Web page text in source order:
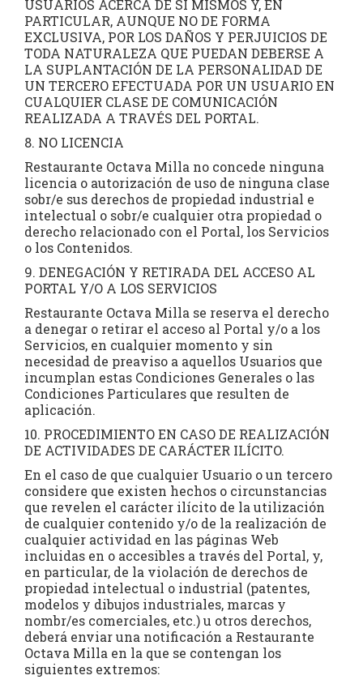
USUARIOS ACERCA DE SÍ MISMOS Y, EN
PARTICULAR, AUNQUE NO DE FORMA
EXCLUSIVA, POR LOS DAÑOS Y PERJUICIOS DE
TODA NATURALEZA QUE PUEDAN DEBERSE A
LA SUPLANTACIÓN DE LA PERSONALIDAD DE
UN TERCERO EFECTUADA POR UN USUARIO EN
CUALQUIER CLASE DE COMUNICACIÓN
REALIZADA A TRAVÉS DEL PORTAL.
8. NO LICENCIA
Restaurante Octava Milla no concede ninguna
licencia o autorización de uso de ninguna clase
sobr/e sus derechos de propiedad industrial e
intelectual o sobr/e cualquier otra propiedad o
derecho relacionado con el Portal, los Servicios
o los Contenidos.
9. DENEGACIÓN Y RETIRADA DEL ACCESO AL
PORTAL Y/O A LOS SERVICIOS
Restaurante Octava Milla se reserva el derecho
a denegar o retirar el acceso al Portal y/o a los
Servicios, en cualquier momento y sin
necesidad de preaviso a aquellos Usuarios que
incumplan estas Condiciones Generales o las
Condiciones Particulares que resulten de
aplicación.
10. PROCEDIMIENTO EN CASO DE REALIZACIÓN
DE ACTIVIDADES DE CARÁCTER ILÍCITO.
En el caso de que cualquier Usuario o un tercero
considere que existen hechos o circunstancias
que revelen el carácter ilícito de la utilización
de cualquier contenido y/o de la realización de
cualquier actividad en las páginas Web
incluidas en o accesibles a través del Portal, y,
en particular, de la violación de derechos de
propiedad intelectual o industrial (patentes,
modelos y dibujos industriales, marcas y
nombr/es comerciales, etc.) u otros derechos,
deberá enviar una notificación a Restaurante
Octava Milla en la que se contengan los
siguientes extremos: